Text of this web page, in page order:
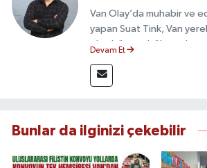
Van Olay’da muhabir ve
yapan Suat Tink, Van
olmak üzere bölgesel ve
mezunu olan Tink,
doğruluk, tarafsızlık ve
Devam Et
Bunlar da ilginizi çekebilir